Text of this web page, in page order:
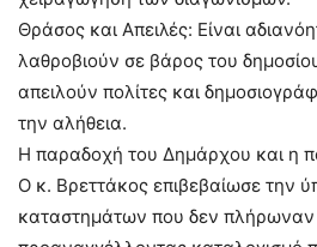
Θράσος και Απειλές: Είναι
λαθροβιούν σε βάρος του
απειλούν πολίτες και
την αλήθεια.
Η παραδοχή του Δημάρχου και η
Ο κ. Βρεττάκος επιβεβαίωσε την
καταστημάτων που δεν